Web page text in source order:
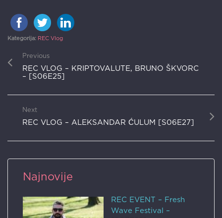
Kategorija: REC Vlog
Previous
REC VLOG – KRIPTOVALUTE, BRUNO ŠKVORC
– [S06E25]
Next
REC VLOG – ALEKSANDAR ĆULUM [S06E27]
Najnovije
REC EVENT – Fresh
Wave Festival –